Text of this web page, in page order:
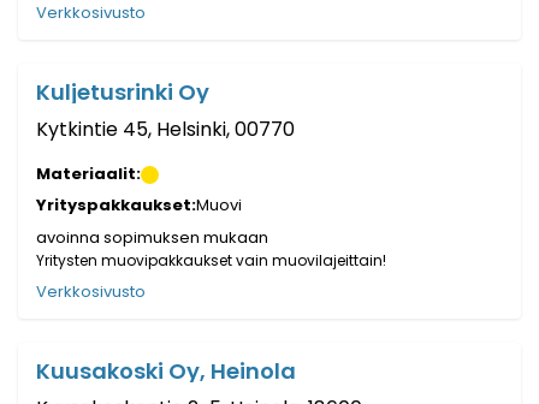
Verkkosivusto
Kuljetusrinki Oy
Kytkintie 45, Helsinki, 00770
Materiaalit:
Yrityspakkaukset:Muovi
avoinna sopimuksen mukaan
Yritysten muovipakkaukset vain muovilajeittain!
Verkkosivusto
Kuusakoski Oy, Heinola